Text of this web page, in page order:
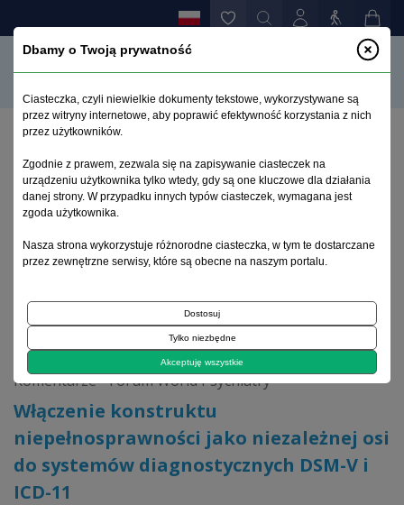
Włączenie konstruktu niepełnosprawności jako
niezależnej osi do systemów diagnostycznych DSM-V
i ICD-11
Archiwum 1992–2014
2009, tom 18, zeszyt 3
Komentarze - Forum World Psychiatry
Włączenie konstruktu
niepełnosprawności jako niezależnej osi
do systemów diagnostycznych DSM-V i
ICD-11
Dbamy o Twoją prywatność
Ciasteczka, czyli niewielkie dokumenty tekstowe, wykorzystywane są
przez witryny internetowe, aby poprawić efektywność korzystania z nich
przez użytkowników.
Zgodnie z prawem, zezwala się na zapisywanie ciasteczek na
urządzeniu użytkownika tylko wtedy, gdy są one kluczowe dla działania
danej strony. W przypadku innych typów ciasteczek, wymagana jest
zgoda użytkownika.
Nasza strona wykorzystuje różnorodne ciasteczka, w tym te dostarczane
przez zewnętrzne serwisy, które są obecne na naszym portalu.
Dostosuj
Tylko niezbędne
Akceptuję wszystkie